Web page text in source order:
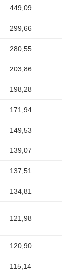
449,09
299,66
280,55
203,86
198,28
171,94
149,53
139,07
137,51
134,81
121,98
120,90
115,14